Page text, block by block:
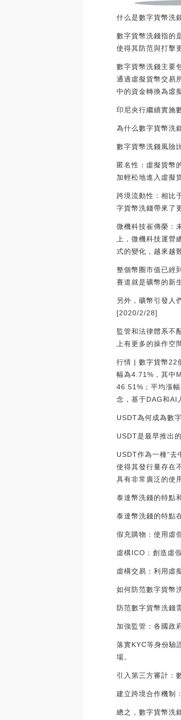
什么是數字貨幣洗
數字貨幣洗錢指的
使得其防范與打擊
數字貨幣洗錢主要
通過虛擬貨幣交易
中的資金轉換為虛
印尼央行繼續實施
為什么數字貨幣洗
數字貨幣洗錢風險
匿名性：虛擬貨幣
加輕松地進入虛擬
跨境流動性：相比
字貨幣洗錢帶來了
微機科技崔傳榮：
上，微機科技運
式的變化，越來越
整個幣圈市值已經
賽道就是礦幣的新
另外，礦幣引發人
[2020/2/28]
監管和法律體系不
上有更多的操作空
行情 | 數字貨幣22
幅為4.71%，其中
46.51%；平均漲
念，基于DAG和
USDT為何成為數
USDT是最早推出
USDT作為一種“去
使得其發行量存在
具有非常廣泛的使
泰達幣洗錢的特點
泰達幣洗錢的特點
假充購物：使用虛
虛構ICO：創造虛
虛構交易：利用虛
如何防范數字貨幣
防范數字貨幣洗錢
加強監管：各國政
落實KYC等身份驗
場。
引入第三方審計：
建立跨境合作機制
總之，數字貨幣洗